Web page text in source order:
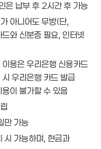
은 납부 후 2시간 후 가능
아니어도 무방(단,
와 신분증 필요, 인터넷
용은 우리은행 신용카드
우리은행 카드 발급
이 불가할 수 있음
만 가능
시 가능하며, 현금과